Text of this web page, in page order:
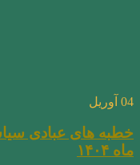
04 آوریل
ماه ۱۴۰۴